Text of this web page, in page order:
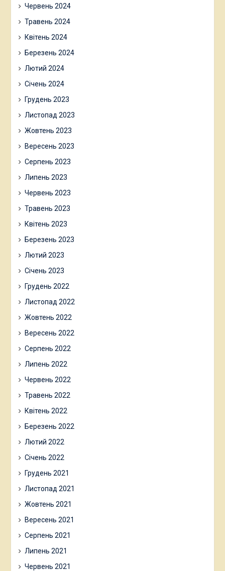
Червень 2024
Травень 2024
Квітень 2024
Березень 2024
Лютий 2024
Січень 2024
Грудень 2023
Листопад 2023
Жовтень 2023
Вересень 2023
Серпень 2023
Липень 2023
Червень 2023
Травень 2023
Квітень 2023
Березень 2023
Лютий 2023
Січень 2023
Грудень 2022
Листопад 2022
Жовтень 2022
Вересень 2022
Серпень 2022
Липень 2022
Червень 2022
Травень 2022
Квітень 2022
Березень 2022
Лютий 2022
Січень 2022
Грудень 2021
Листопад 2021
Жовтень 2021
Вересень 2021
Серпень 2021
Липень 2021
Червень 2021